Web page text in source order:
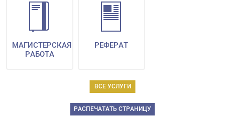
ВСЕ УСЛУГИ
МАГИСТЕРСКАЯ
РАБОТА
РЕФЕРАТ
РАСПЕЧАТАТЬ СТРАНИЦУ